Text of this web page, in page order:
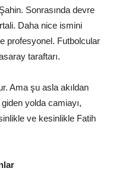
Sonrasında devre
Daha nice ismini
profesyonel. Futbolcular
taraftarı.
Ama şu asla akıldan
yolda camiayı,
ve kesinlikle Fatih